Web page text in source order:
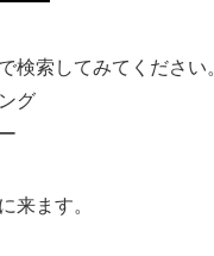
検索してみてください。
グ
来ます。